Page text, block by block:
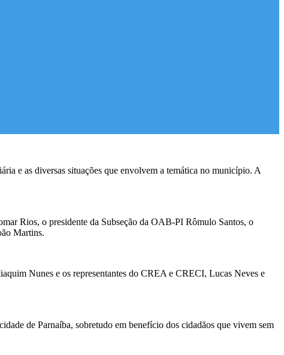
e as diversas situações que envolvem a temática no município. A
Rios, o presidente da Subseção da OAB-PI Rômulo Santos, o
Martins.
Nunes e os representantes do CREA e CRECI, Lucas Neves e
de Parnaíba, sobretudo em benefício dos cidadãos que vivem sem